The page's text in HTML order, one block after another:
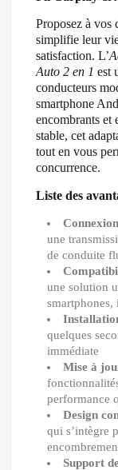
Proposez à vos
simplifie leur
satisfaction. L’
Auto 2 en 1 est
conducteurs
smartphone
encombrants et
stable, cet
tout en vous
concurrence.
Liste des
une
de conduite
une solution
quelques
immédiate
Mise à
performance
Design
qui s’intègre
Support